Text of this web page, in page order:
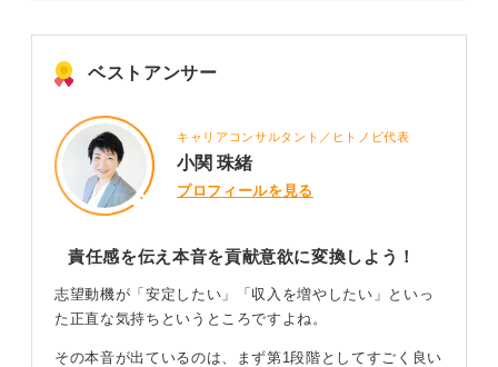
ベストアンサー
キャリアコンサルタント／ヒトノビ代表
小関 珠緒
プロフィールを見る
責任感を伝え本音を貢献意欲に変換しよう！
志望動機が「安定したい」「収入を増やしたい」といっ
た正直な気持ちというところですよね。
その本音が出ているのは、まず第1段階としてすごく良い